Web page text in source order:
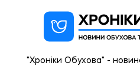
"Хроніки Обухова" -